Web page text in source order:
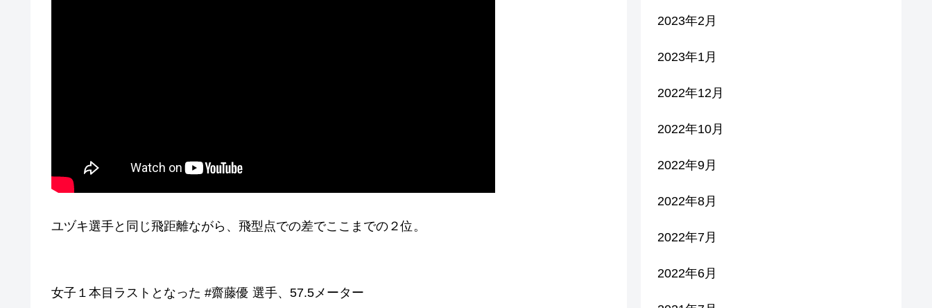
ユヅキ選手と同じ飛距離ながら、飛型点での差でここまでの２位。
女子１本目ラストとなった #齋藤優 選手、57.5メーター
2023年2月
2023年1月
2022年12月
2022年10月
2022年9月
2022年8月
2022年7月
2022年6月